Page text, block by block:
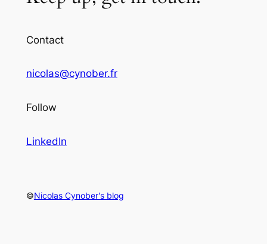
Contact
nicolas@cynober.fr
Follow
LinkedIn
©Nicolas Cynober's blog